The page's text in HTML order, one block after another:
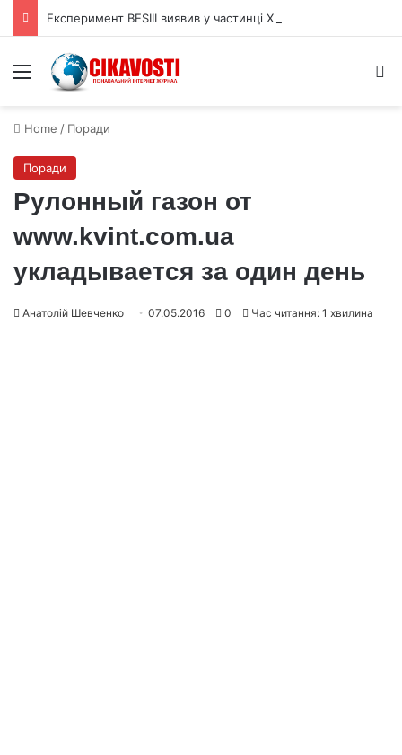
Menu
Home / Поради
Поради
Рулонный газон от
www.kvint.com.ua
укладывается за один день
Анатолій Шевченко 07.05.2016 0 Час читання: 1 хвилина